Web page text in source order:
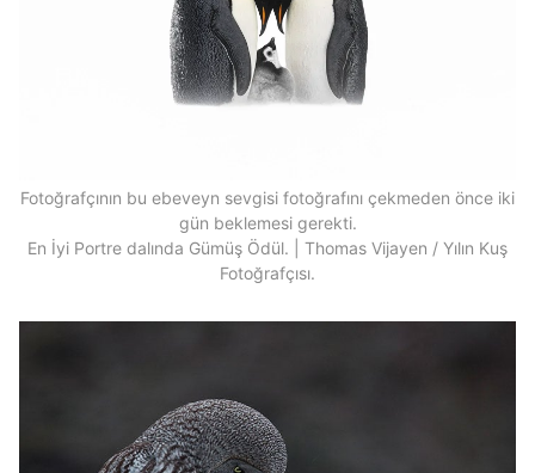
Fotoğrafçının bu ebeveyn sevgisi fotoğrafını çekmeden önce iki
gün beklemesi gerekti.
En İyi Portre dalında Gümüş Ödül. | Thomas Vijayen / Yılın Kuş
Fotoğrafçısı.